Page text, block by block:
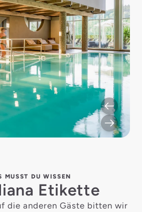
MUSST DU WISSEN
Etikette
die anderen Gäste bitten wir